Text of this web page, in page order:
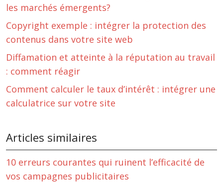
les marchés émergents?
Copyright exemple : intégrer la protection des
contenus dans votre site web
Diffamation et atteinte à la réputation au travail
: comment réagir
Comment calculer le taux d’intérêt : intégrer une
calculatrice sur votre site
Articles similaires
10 erreurs courantes qui ruinent l’efficacité de
vos campagnes publicitaires